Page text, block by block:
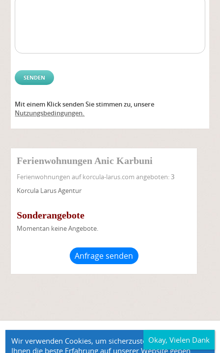
Mit einem Klick senden Sie stimmen zu, unsere
Nutzungsbedingungen.
Ferienwohnungen Anic Karbuni
Ferienwohnungen auf korcula-larus.com angeboten:3
Korcula Larus Agentur
Sonderangebote
Momentan keine Angebote.
Anfrage senden
©2026 Korcula Larus - Unterkunft Korcula Ferienwohnungen
Karbuni Ferienwohnungen Anic Karbuni
Wir verwenden Cookies, um sicherzustellen, dass wir
Ihnen die beste Erfahrung auf unserer Website geben.